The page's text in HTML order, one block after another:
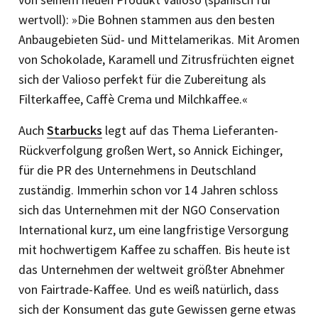
wertvoll): »Die Bohnen stammen aus den besten
Anbaugebieten Süd- und Mittelamerikas. Mit Aromen
von Schokolade, Karamell und Zitrusfrüchten eignet
sich der Valioso perfekt für die Zubereitung als
Filterkaffee, Caffè Crema und Milchkaffee.«
Auch Starbucks legt auf das Thema Lieferanten-
Rückverfolgung großen Wert, so Annick Eichinger,
für die PR des Unternehmens in Deutschland
zuständig. Immerhin schon vor 14 Jahren schloss
sich das Unternehmen mit der NGO Conservation
International kurz, um eine langfristige Versorgung
mit hochwertigem Kaffee zu schaffen. Bis heute ist
das Unternehmen der weltweit größter Abnehmer
von Fairtrade-Kaffee. Und es weiß natürlich, dass
sich der Konsument das gute Gewissen gerne etwas